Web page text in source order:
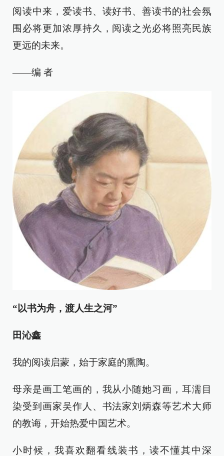
阅读中来，爱读书、读好书、善读书的社会氛
围必将更加浓厚持久，阅读之光必将照亮民族
更远的未来。
——编 者
“以书为舟，渡人生之河”
田沁鑫
我的阅读启蒙，始于家庭的熏陶。
母亲是画工笔画的，我从小随她习画，耳濡目
染受到画家吴作人、书法家刘炳森等艺术大师
的教诲，开始热爱中国艺术。
小时候，我喜欢翻看线装书，读不懂其中深